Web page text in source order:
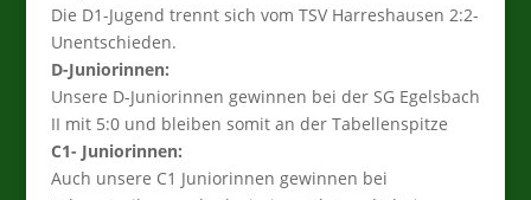
Die D1-Jugend trennt sich vom TSV Harreshausen 2:2-
Unentschieden.
D-Juniorinnen:
Unsere D-Juniorinnen gewinnen bei der SG Egelsbach
II mit 5:0 und bleiben somit an der Tabellenspitze
C1- Juniorinnen:
Auch unsere C1 Juniorinnen gewinnen bei